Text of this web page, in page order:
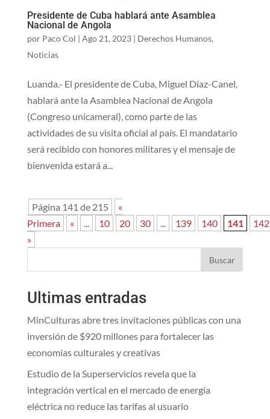
Presidente de Cuba hablará ante Asamblea
Nacional de Angola
por Paco Col Ago 21, 2023| Derechos Humanos,
Noticias
Luanda.- El presidente de Cuba, Miguel Díaz-Canel,
hablará ante la Asamblea Nacional de Angola
(Congreso unicameral), como parte de las
actividades de su visita oficial al país. El mandatario
será recibido con honores militares y el mensaje de
bienvenida estará a...
Página 141 de 215
«
Primera
« ... 10 20 30 ... 139 140 141
142
»
Buscar
Ultimas entradas
MinCulturas abre tres invitaciones públicas con una
inversión de $920 millones para fortalecer las
economías culturales y creativas
Estudio de la Superservicios revela que la
integración vertical en el mercado de energía
eléctrica no reduce las tarifas al usuario